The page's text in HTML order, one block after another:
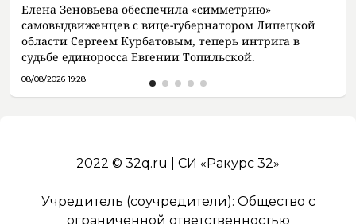
Елена Зеновьева обеспечила «симметрию»
самовыдвиженцев с вице-губернатором Липецкой
области Сергеем Курбатовым, теперь интрига в
судьбе единоросса Евгении Топильской.
08/08/2026 19:28
2022 © 32q.ru | СИ «Ракурс 32»
Учредитель (соучредители): Общество с
ограниченной ответственностью